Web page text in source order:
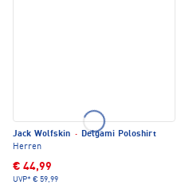
Jack Wolfskin · Delgami Poloshirt
Herren
€ 44,99
UVP* € 59,99